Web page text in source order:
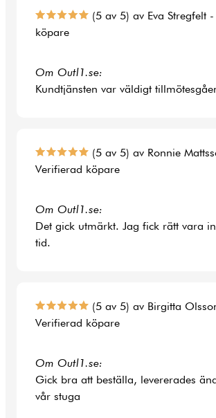
(5 av 5) av Eva Stregfelt
köpare
Om Outl1.se:
Kundtjänsten var väldigt
(5 av 5) av Ronnie
Verifierad köpare
Om Outl1.se:
Det gick utmärkt. Jag fick rätt vara
tid.
(5 av 5) av Birgitta
Verifierad köpare
Om Outl1.se:
Gick bra att beställa, levererades
vår stuga